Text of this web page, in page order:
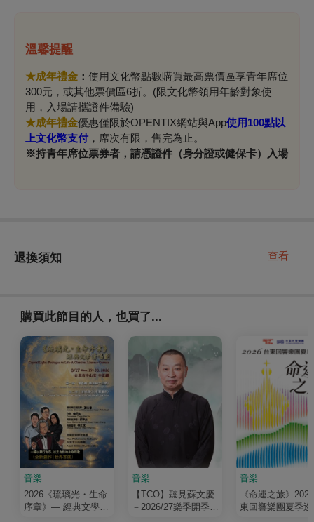
溫馨提醒
★成年禮金 ： 使用文化幣點數購買最高票價區享青年席位
300元，或其他票價區6折。(限文化幣領用年齡對象使
用， 入場請攜證件備驗)
★成年禮金優惠僅限於OPENTIX網站與App使用100點以
上文化幣支付 ，席次有限，售完為止。
※持青年席位票券者，請憑證件（身分證或健保卡）入場
退換須知 查看
購買此節目的人，也買了...
音樂
2026《琉璃光・生命
序章》— 經典文學清
音樂
【TCO】聽見蘇文慶
－2026/27樂季開季音
音樂
《命運之旅》
東回響樂團夏季巡